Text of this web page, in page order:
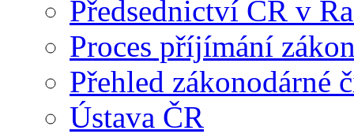
Předsednictví ČR v
Proces příjímání
Přehled zákonodárné
Ústava ČR